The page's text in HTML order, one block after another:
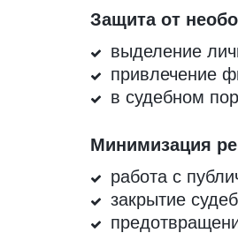
Защита от
выделение
привлечение
в судебном
Минимизация
работа с
закрытие